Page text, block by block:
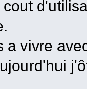
a vivre